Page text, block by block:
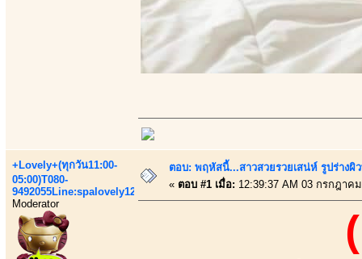
+Lovely+(ทุกวัน11:00-
05:00)T080-
9492055Line:spalovely123
Moderator
ตอบ: พฤหัสนี้...สาวสวยรวยเสน่ห์ รูปร่างผิ
« ตอบ #1 เมื่อ: 12:39:37 AM 03 กรกฎาค